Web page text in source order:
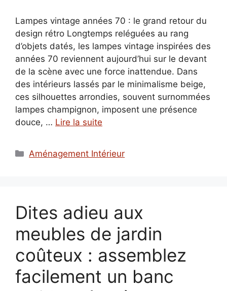
Lampes vintage années 70 : le grand retour du
design rétro Longtemps reléguées au rang
d’objets datés, les lampes vintage inspirées des
années 70 reviennent aujourd’hui sur le devant
de la scène avec une force inattendue. Dans
des intérieurs lassés par le minimalisme beige,
ces silhouettes arrondies, souvent surnommées
lampes champignon, imposent une présence
douce, … Lire la suite
Catégories
Aménagement Intérieur
Dites adieu aux
meubles de jardin
coûteux : assemblez
facilement un banc